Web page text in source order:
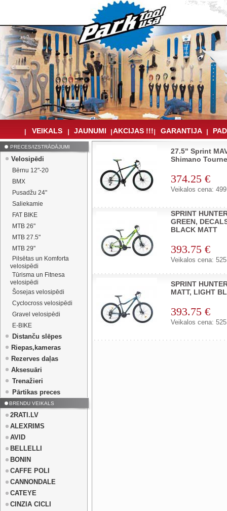
VEIKALS JAUNUMI AKCIJAS !!! GARANTIJA
PRECES/IZSTRĀDĀJUMI
Velosipēdi
Bērnu 12"-20
BMX
Pusadžu 24"
Saliekamie
FAT BIKE
MTB 26"
MTB 27.5"
MTB 29"
Pilsētas un Komforta
velosipēdi
Tūrisma un Fitnesa
velosipēdi
Šosejas velosipēdi
Cyclocross velosipēdi
Gravel velosipēdi
E-BIKE
Distanču slēpes
Riepas,kameras
Rezerves daļas
Aksesuāri
Trenažieri
Pārtikas preces
BRENDU VEIKALS
2RATI.LV
ALEXRIMS
AVID
BELLELLI
BONIN
CAFFE POLI
CANNONDALE
CATEYE
CINZIA CICLI
27.5" Sprint
Shimano
374.25 €
Veikalos cena:
SPRINT
GREEN,
BLACK MATT
393.75 €
Veikalos cena:
SPRINT
MATT, LIGHT
393.75 €
Veikalos cena: